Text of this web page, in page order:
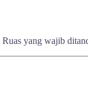
Ruas yang wajib